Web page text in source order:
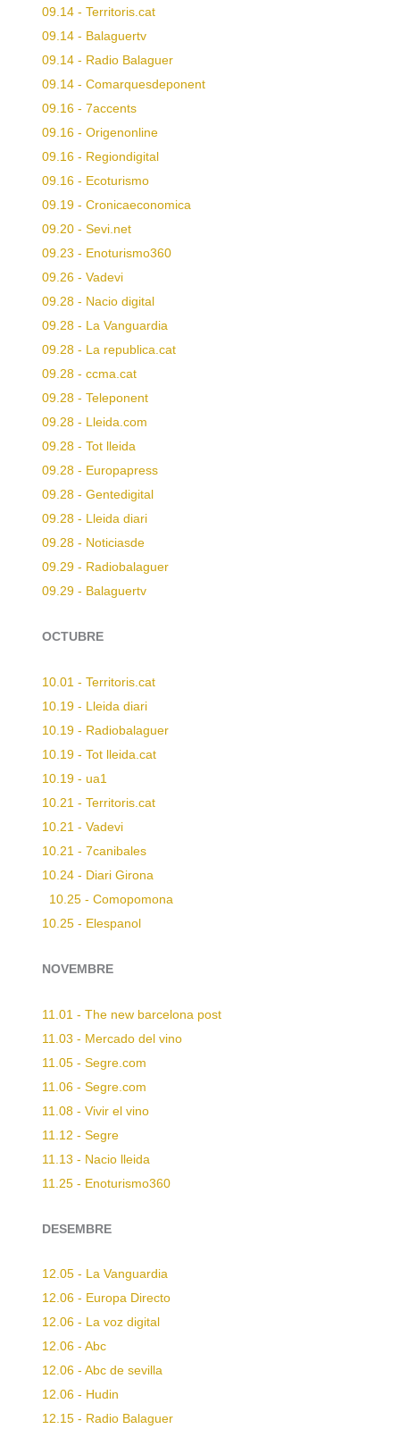
09.14 - Territoris.cat
09.14 - Balaguertv
09.14 - Radio Balaguer
09.14 - Comarquesdeponent
09.16 - 7accents
09.16 - Origenonline
09.16 - Regiondigital
09.16 - Ecoturismo
09.19 - Cronicaeconomica
09.20 - Sevi.net
09.23 - Enoturismo360
09.26 - Vadevi
09.28 - Nacio digital
09.28 - La Vanguardia
09.28 - La republica.cat
09.28 - ccma.cat
09.28 - Teleponent
09.28 - Lleida.com
09.28 - Tot lleida
09.28 - Europapress
09.28 - Gentedigital
09.28 - Lleida diari
09.28 - Noticiasde
09.29 - Radiobalaguer
09.29 - Balaguertv
OCTUBRE
10.01 - Territoris.cat
10.19 - Lleida diari
10.19 - Radiobalaguer
10.19 - Tot lleida.cat
10.19 - ua1
10.21 - Territoris.cat
10.21 - Vadevi
10.21 - 7canibales
10.24 - Diari Girona
10.25 - Comopomona
10.25 - Elespanol
NOVEMBRE
11.01 - The new barcelona post
11.03 - Mercado del vino
11.05 - Segre.com
11.06 - Segre.com
11.08 - Vivir el vino
11.12 - Segre
11.13 - Nacio lleida
11.25 - Enoturismo360
DESEMBRE
12.05 - La Vanguardia
12.06 - Europa Directo
12.06 - La voz digital
12.06 - Abc
12.06 - Abc de sevilla
12.06 - Hudin
12.15 - Radio Balaguer